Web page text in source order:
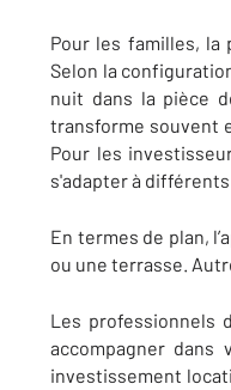
Pour les familles, la
Selon la
nuit dans la pièce
transforme souvent
Pour les
s'adapter à
En termes de plan,
ou une terrasse.
Les professionnels
accompagner
investissement